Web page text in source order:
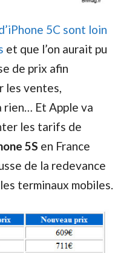
5C sont loin
et que l’on aurait pu
de prix afin
les ventes,
rien… Et Apple va
les tarifs de
5S en France
de la redevance
terminaux mobiles.